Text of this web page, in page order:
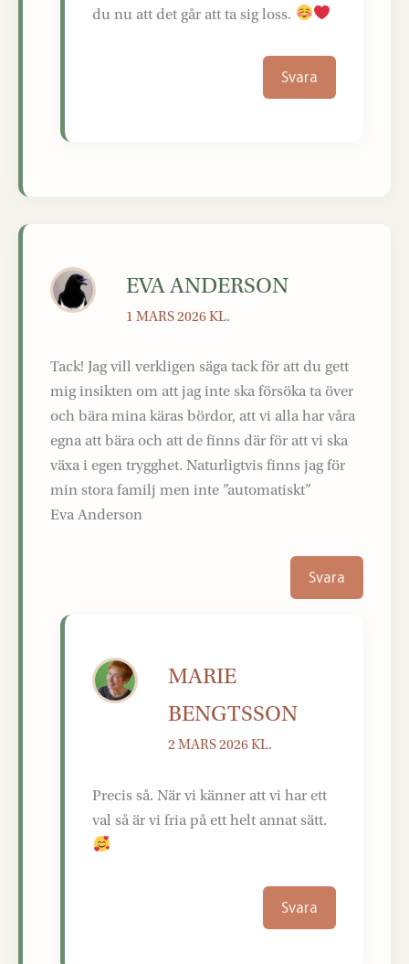
du nu att det går att ta sig loss.
Svara
EVA ANDERSON
1 MARS 2026 KL.
Tack! Jag vill verkligen säga tack för att du gett
mig insikten om att jag inte ska försöka ta över
och bära mina käras bördor, att vi alla har våra
egna att bära och att de finns där för att vi ska
växa i egen trygghet. Naturligtvis finns jag för
min stora familj men inte ”automatiskt”
Eva Anderson
Svara
MARIE
BENGTSSON
2 MARS 2026 KL.
Precis så. När vi känner att vi har ett
val så är vi fria på ett helt annat sätt.
Svara